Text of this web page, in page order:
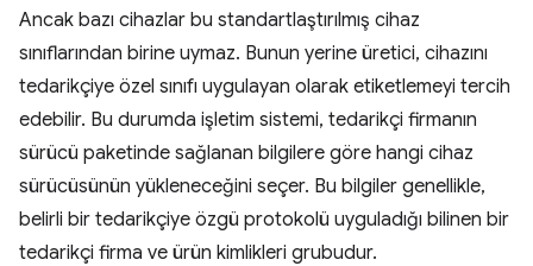
Ancak bazı cihazlar bu standartlaştırılmış cihaz
sınıflarından birine uymaz. Bunun yerine üretici, cihazını
tedarikçiye özel sınıfı uygulayan olarak etiketlemeyi tercih
edebilir. Bu durumda işletim sistemi, tedarikçi firmanın
sürücü paketinde sağlanan bilgilere göre hangi cihaz
sürücüsünün yükleneceğini seçer. Bu bilgiler genellikle,
belirli bir tedarikçiye özgü protokolü uyguladığı bilinen bir
tedarikçi firma ve ürün kimlikleri grubudur.